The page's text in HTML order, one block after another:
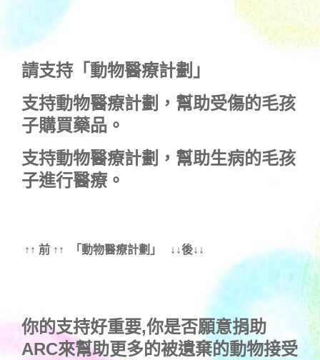
請支持「動物醫療計劃」
支持動物醫療計劃 ，幫助受傷的毛孩
子購買藥品。
支持動物醫療計劃 ，幫助生病的毛孩
子進行醫療。
↑↑ 前 ↑↑ 「動物醫療計劃」 ↓↓後↓↓
你的支持好重要,你是否願意捐助
ARC來幫助更多的被遺棄的動物接受